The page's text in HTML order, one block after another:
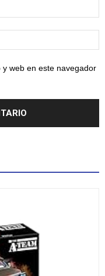
web en este navegador